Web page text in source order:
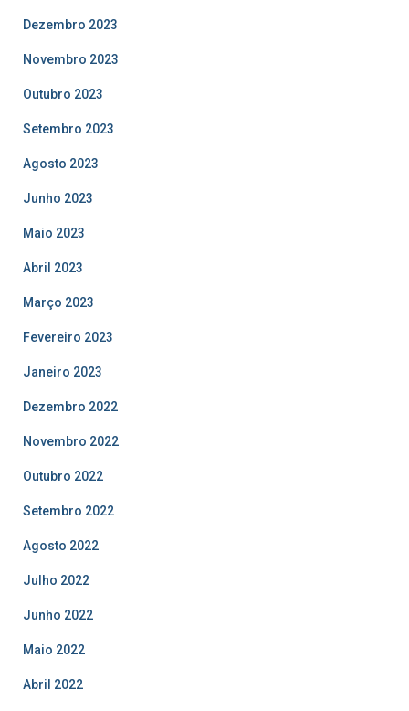
Dezembro 2023
Novembro 2023
Outubro 2023
Setembro 2023
Agosto 2023
Junho 2023
Maio 2023
Abril 2023
Março 2023
Fevereiro 2023
Janeiro 2023
Dezembro 2022
Novembro 2022
Outubro 2022
Setembro 2022
Agosto 2022
Julho 2022
Junho 2022
Maio 2022
Abril 2022